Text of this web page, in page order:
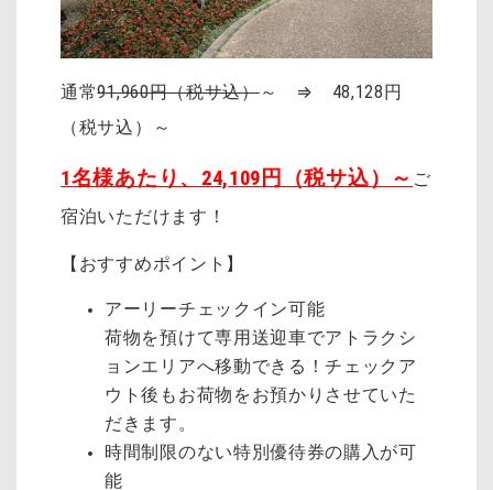
通常91,960円（税サ込）～ ⇒ 48,128円
（税サ込）～
1名様あたり、24,109円（税サ込）～ ご
宿泊いただけます！
【おすすめポイント】
アーリーチェックイン可能
荷物を預けて専用送迎車でアトラクシ
ョンエリアへ移動できる！チェックア
ウト後もお荷物をお預かりさせていた
だきます。
時間制限のない特別優待券の購入が可
能